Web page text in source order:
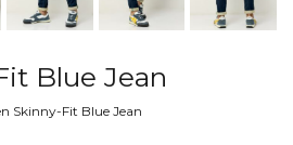
Blue Jean
Skinny-Fit Blue Jean